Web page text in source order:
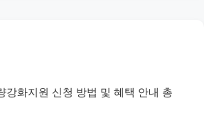
강화지원 신청 방법 및 혜택 안내 총